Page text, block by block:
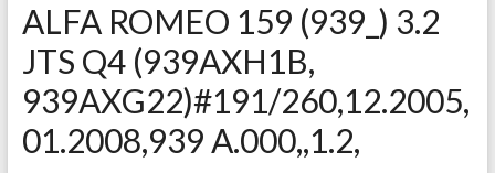
ALFA ROMEO 159 (939_) 3.2
JTS Q4 (939AXH1B,
939AXG22)#191/260,12.2005,
01.2008,939 A.000,,1.2,